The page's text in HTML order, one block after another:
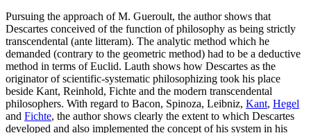
Pursuing the approach of M. Gueroult, the author shows that
Descartes conceived of the function of philosophy as being strictly
transcendental (ante litteram). The analytic method which he
demanded (contrary to the geometric method) had to be a deductive
method in terms of Euclid. Lauth shows how Descartes as the
originator of scientific-systematic philosophizing took his place
beside Kant, Reinhold, Fichte and the modern transcendental
philosophers. With regard to Bacon, Spinoza, Leibniz, Kant, Hegel
and Fichte, the author shows clearly the extent to which Descartes
developed and also implemented the concept of his system in his